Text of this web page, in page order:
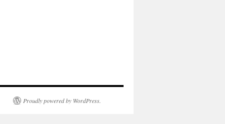
Proudly powered by WordPress.